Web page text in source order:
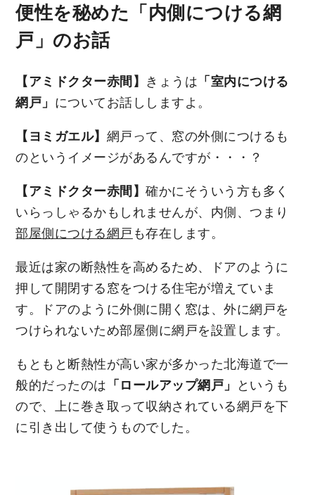
便性を秘めた「内側につける網
戸」のお話
【アミドクター赤間】 きょうは 「室内につける
網戸」 についてお話ししますよ。
【ヨミガエル】 網戸って、窓の外側につけるも
のというイメージがあるんですが・・・？
【アミドクター赤間】確かにそういう方も多く
いらっしゃるかもしれませんが、内側、つまり
部屋側につける網戸 も存在します。
最近は家の断熱性を高めるため、ドアのように
押して開閉する窓をつける住宅が増えていま
す。ドアのように外側に開く窓は、外に網戸を
つけられないため部屋側に網戸を設置します。
もともと断熱性が高い家が多かった北海道で一
般的だったのは 「ロールアップ網戸」
というも
ので、上に巻き取って収納されている網戸を下
に引き出して使うものでした。